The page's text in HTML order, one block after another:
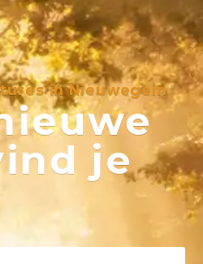
in Nieuwegein
je